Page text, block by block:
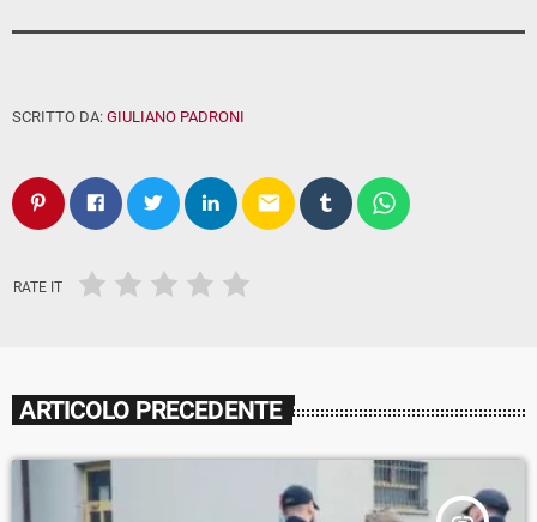
SCRITTO DA: GIULIANO PADRONI
email
RATE IT
ARTICOLO PRECEDENTE